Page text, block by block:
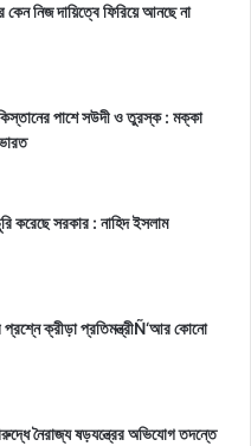
কেন নিজ দায়িত্বে ফিরিয়ে আনছে না
পাশে সউদী ও তুরস্ক : মক্কা
করেছে সরকার : নাহিদ ইসলাম
প্রশ্নে ক্রীড়া প্রতিমন্ত্রীÑ‘আর কোনো
নৈরাজ্য ষড়যন্ত্রের অভিযোগ তদন্তে